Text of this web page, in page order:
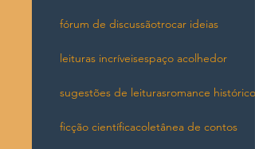
fórum de discussãotrocar ideias
leituras incríveisespaço acolhedor
sugestões de leiturasromance histórico
ficção científicacoletânea de contos